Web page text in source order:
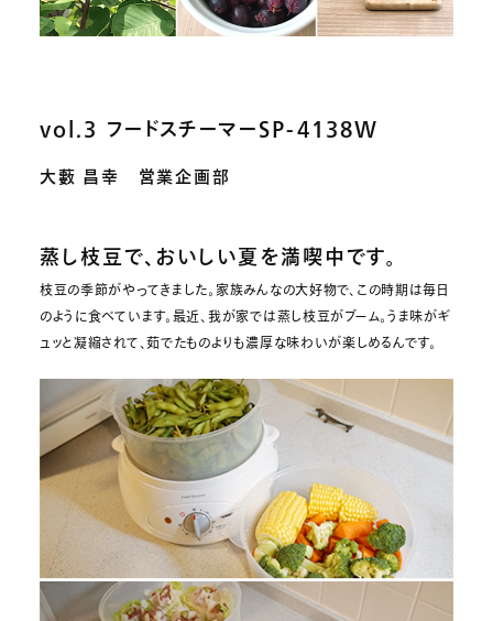
vol.3 フードスチーマーSP-4138W
大藪 昌幸 営業企画部
蒸し枝豆で、おいしい夏を満喫中です。
枝豆の季節がやってきました。家族みんなの大好物で、この時期は毎日
のように食べています。最近、我が家では蒸し枝豆がブーム。うま味がギ
ュッと凝縮されて、茹でたものよりも濃厚な味わいが楽しめるんです。